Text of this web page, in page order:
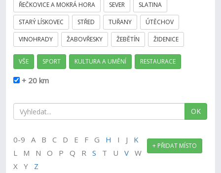
ŘEČKOVICE A MOKRÁ HORA SEVER SLATINA
STARÝ LÍSKOVEC STŘED TUŘANY ÚTĚCHOV
VINOHRADY ŽABOVŘESKY ŽEBĚTÍN ŽIDENICE
VŠE SPORT KULTURA A UMĚNÍ RESTAURACE
+ 20 km
OK
+ PŘIDAT MÍSTO
0-9 A B C D E F G H I J K
L M N O P Q RS T UV W
X Y Z